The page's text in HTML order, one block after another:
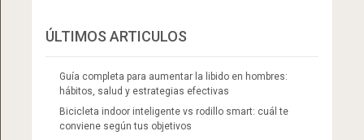
ÚLTIMOS ARTICULOS
Guía completa para aumentar la libido en hombres:
hábitos, salud y estrategias efectivas
Bicicleta indoor inteligente vs rodillo smart: cuál te
conviene según tus objetivos